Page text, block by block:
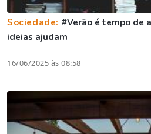
Sociedade: #Verão é tempo de
ideias ajudam
16/06/2025 às 08:58